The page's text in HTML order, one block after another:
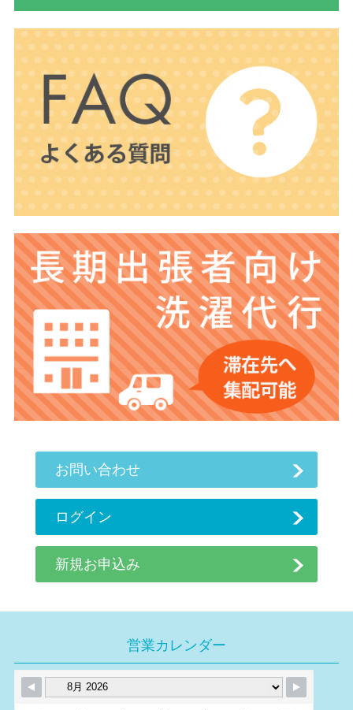
お問い合わせ
ログイン
新規お申込み
営業カレンダー